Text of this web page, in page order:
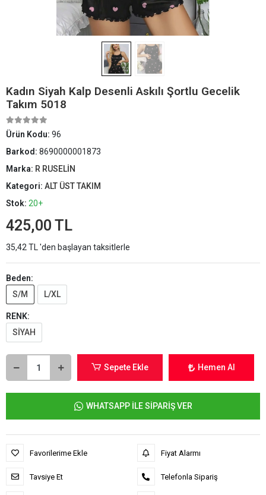
Kadın Siyah Kalp Desenli Askılı Şortlu Gecelik
Takım 5018
Ürün Kodu: 96
Barkod: 8690000001873
Marka: R RUSELİN
Kategori: ALT ÜST TAKIM
Stok: 20+
425,00 TL
35,42 TL 'den başlayan taksitlerle
Beden:
S/M
L/XL
RENK:
SİYAH
Sepete Ekle Hemen Al
WHATSAPP İLE SİPARİŞ VER
Favorilerime Ekle
Tavsiye Et
Fiyat Alarmı
Telefonla Sipariş